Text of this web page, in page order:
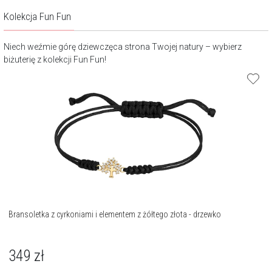
Kolekcja Fun Fun
Niech weźmie górę dziewczęca strona Twojej natury – wybierz
biżuterię z kolekcji Fun Fun!
Bransoletka z cyrkoniami i elementem z żółtego złota - drzewko
349 zł